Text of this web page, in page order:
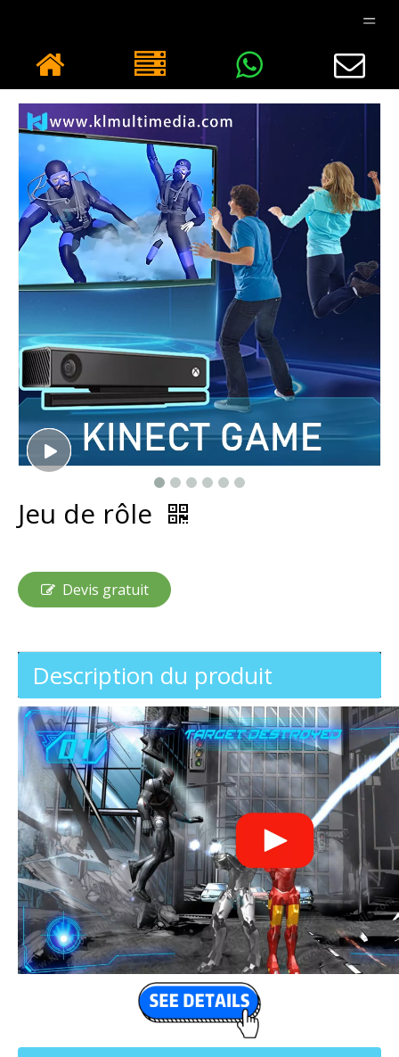
Jeu de rôle
Devis gratuit
Description du produit